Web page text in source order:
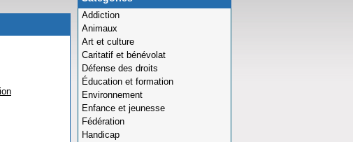
Addiction
Animaux
Art et culture
Caritatif et bénévolat
Défense des droits
Éducation et formation
Environnement
Enfance et jeunesse
Fédération
Handicap